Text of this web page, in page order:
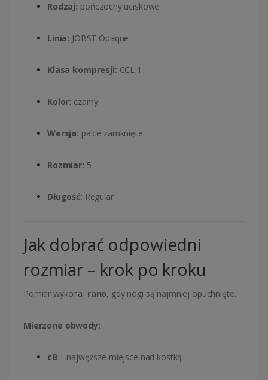
Rodzaj: pończochy uciskowe
Linia: JOBST Opaque
Klasa kompresji: CCL 1
Kolor: czarny
Wersja: palce zamknięte
Rozmiar: 5
Długość: Regular
Jak dobrać odpowiedni
rozmiar – krok po kroku
Pomiar wykonaj rano, gdy nogi są najmniej opuchnięte.
Mierzone obwody:
cB – najwęższe miejsce nad kostką